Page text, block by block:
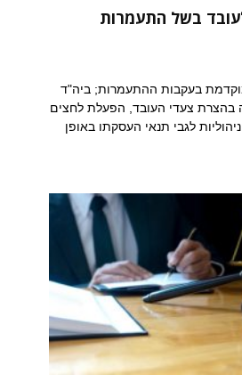
לעובד בשל התעמרות
בעקבות ההתעמרות; ביה"ד
צעדי העובד, הפעלת לחצים
לגבי תנאי העסקתו באופן